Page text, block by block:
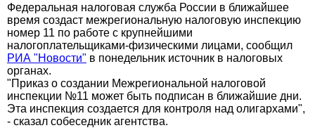
Федеральная налоговая служба России в ближайшее
время создаст межрегиональную налоговую инспекцию
номер 11 по работе с крупнейшими
налогоплательщиками-физическими лицами, сообщил
РИА "Новости" в понедельник источник в налоговых
органах.
"Приказ о создании Межрегиональной налоговой
инспекции №11 может быть подписан в ближайшие дни.
Эта инспекция создается для контроля над олигархами",
- сказал собеседник агентства.